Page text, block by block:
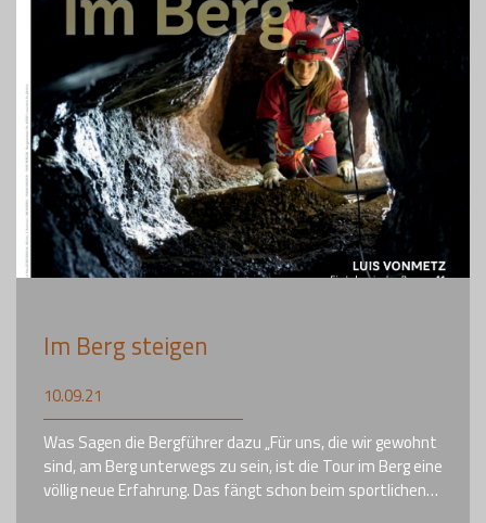
Im Berg steigen
10.09.21
Was Sagen die Bergführer dazu „Für uns, die wir gewohnt
sind, am Berg unterwegs zu sein, ist die Tour im Berg eine
völlig neue Erfahrung. Das fängt schon beim sportlichen…